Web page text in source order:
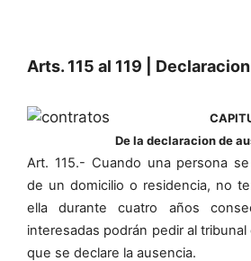
Arts. 115 al 119 |
De la declaracion de
Art. 115.- Cuando una persona
de un domicilio o residencia, no
ella durante cuatro años
interesadas podrán pedir al
que se declare la ausencia.